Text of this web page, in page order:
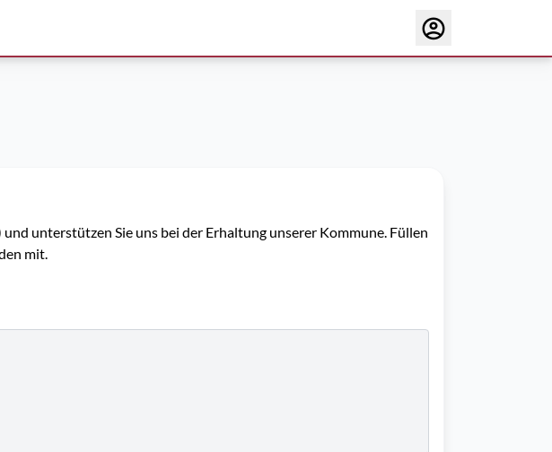
unterstützen Sie uns bei der Erhaltung unserer Kommune. Füllen
mit.